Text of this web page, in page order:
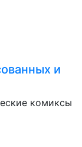
и
комиксы